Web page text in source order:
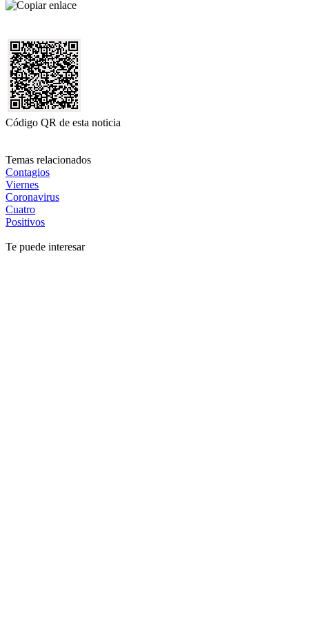
Código QR de esta noticia
Temas relacionados
Contagios
Viernes
Coronavirus
Cuatro
Positivos
Te puede interesar